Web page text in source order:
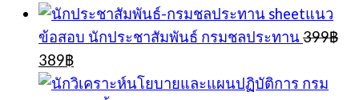
399฿.389฿.
sheetแนว
ข้อสอบ นักประชาสัมพันธ์ กรมชลประทาน 399฿
Original
price
was:
389฿Current
price
is: